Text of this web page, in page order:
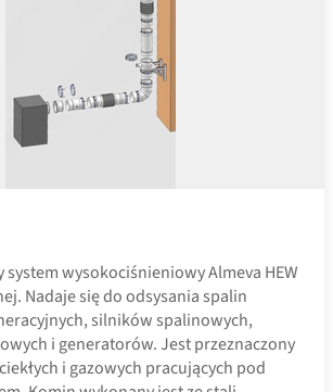
wysokociśnieniowy Almeva HEW
Nadaje się do odsysania spalin
silników spalinowych,
i generatorów. Jest przeznaczony
i gazowych pracujących pod